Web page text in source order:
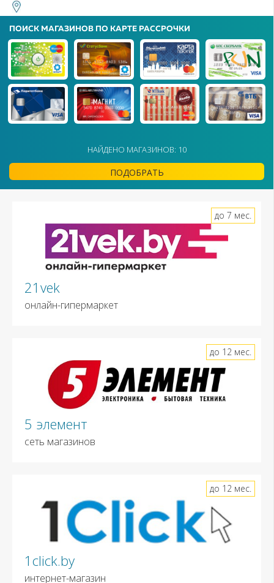
ПОИСК МАГАЗИНОВ ПО КАРТЕ РАССРОЧКИ
НАЙДЕНО МАГАЗИНОВ: 10
ПОДОБРАТЬ
21vek
онлайн-гипермаркет
до 7 мес.
5 элемент
сеть магазинов
до 12 мес.
1click.by
интернет-магазин
до 12 мес.